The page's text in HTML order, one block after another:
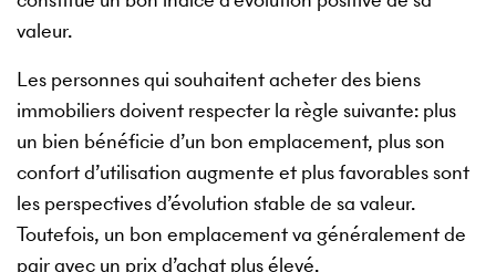
valeur.
Les personnes qui souhaitent acheter des biens
immobiliers doivent respecter la règle suivante: plus
un bien bénéficie d’un bon emplacement, plus son
confort d’utilisation augmente et plus favorables sont
les perspectives d’évolution stable de sa valeur.
Toutefois, un bon emplacement va généralement de
pair avec un prix d’achat plus élevé.